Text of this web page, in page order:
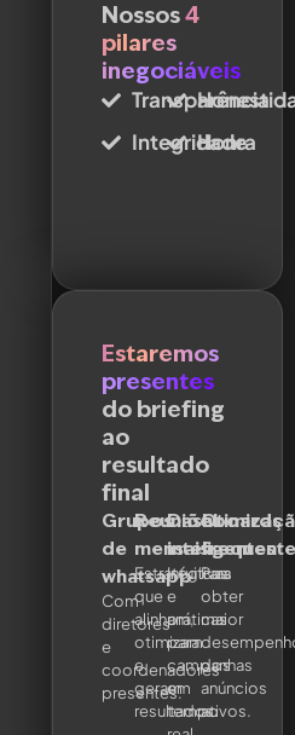
Nossos4
pilares
inegociáveis
Transparência
Integridade
Honra
Estaremos
presentes
do briefing
ao
resultado
final
Grupos
de
whatsapp
Com
diretores
e
coordenadores
presentes.
Reuniões
mensais
Estratégicas
que
alinham,
otimizam
e
geram
resultados.
Dashboards
inteligentes
Intuitivas
e
práticas
para
campanhas
em
tempo
frequente
Para
obter
maior
dos
anúncios
ativos.